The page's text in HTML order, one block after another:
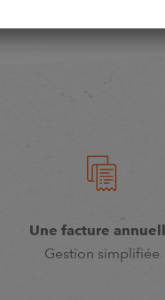
Une facture
Gestion simplifiée